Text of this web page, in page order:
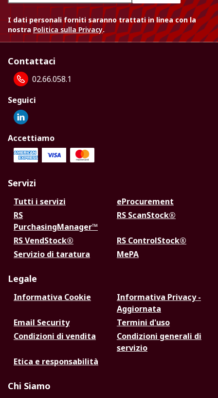
I dati personali forniti saranno trattati in linea con la
nostra Politica sulla Privacy.
Contattaci
02.66.058.1
Seguici
Accettiamo
Servizi
Tutti i servizi
eProcurement
RS
PurchasingManager™
RS ScanStock®
RS VendStock®
RS ControlStock®
Servizio di taratura
MePA
Legale
Informativa Cookie
Informativa Privacy -
Aggiornata
Email Security
Termini d'uso
Condizioni di vendita
Condizioni generali di
servizio
Etica e responsabilità
Chi Siamo